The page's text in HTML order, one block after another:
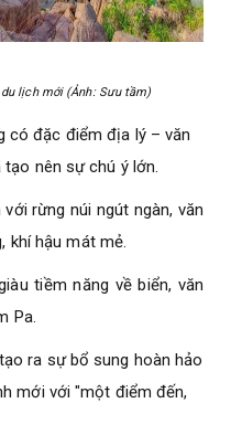
lịch mới (Ảnh: Sưu tầm)
có đặc điểm địa lý – văn
nên sự chú ý lớn.
rừng núi ngút ngàn, văn
khí hậu mát mẻ.
tiềm năng về biển, văn
Pa.
ra sự bổ sung hoàn hảo
mới với "một điểm đến,